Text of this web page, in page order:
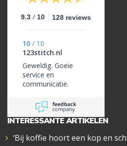
9.3 / 10 128 reviews
10 / 10
123stitch.nl
Geweldig. Goeie
service en
communicatie.
INTERESSANTE ARTIKELEN
‘Bij koffie hoort een kop en